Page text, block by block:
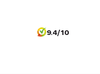
9.4/10